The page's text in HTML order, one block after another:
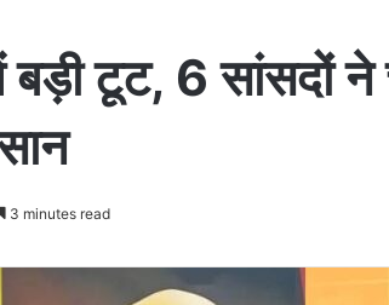
टूट, 6 सांसदों
3 minutes read